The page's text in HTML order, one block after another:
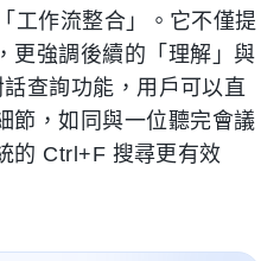
工作流整合」。它不僅提
更強調後續的「理解」與
話查詢功能，用戶可以直
節，如同與一位聽完會議
的 Ctrl+F 搜尋更有效